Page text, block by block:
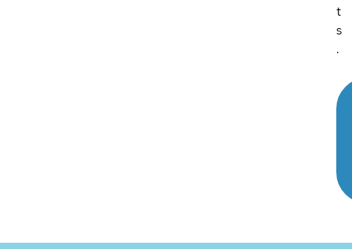
t
s
.